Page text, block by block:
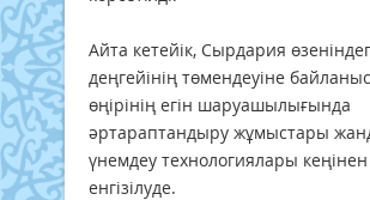
Айта кетейік, Сырдария
деңгейінің төмендеуіне
өңірінің егін шаруашылығында
әртараптандыру жұмыстары
үнемдеу технологиялары кеңінен
енгізілуде.